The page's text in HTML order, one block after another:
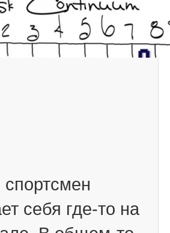
себя где-то на